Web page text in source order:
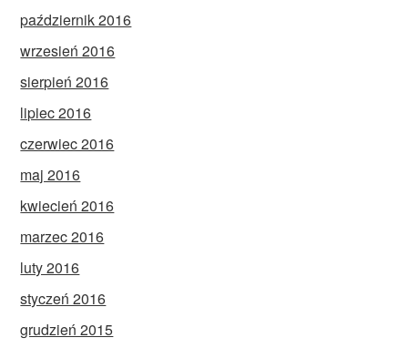
październik 2016
wrzesień 2016
sierpień 2016
lipiec 2016
czerwiec 2016
maj 2016
kwiecień 2016
marzec 2016
luty 2016
styczeń 2016
grudzień 2015